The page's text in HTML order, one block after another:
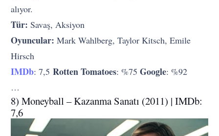
alıyor.
Tür: Savaş, Aksiyon
Oyuncular: Mark Wahlberg, Taylor Kitsch, Emile
Hirsch
IMDb: 7,5Rotten Tomatoes: %75Google: %92
…
8) Moneyball – Kazanma Sanatı (2011) | IMDb:
7,6